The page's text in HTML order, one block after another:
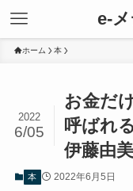
e-
ホーム 本
お金だ
呼ばれ
伊藤由
2022
6/05
本 2022年6月5日